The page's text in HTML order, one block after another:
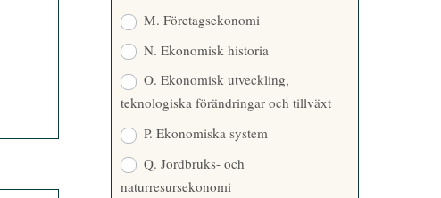
M. Företagsekonomi
N. Ekonomisk historia
O. Ekonomisk utveckling,
teknologiska förändringar och tillväxt
P. Ekonomiska system
Q. Jordbruks- och
naturresursekonomi